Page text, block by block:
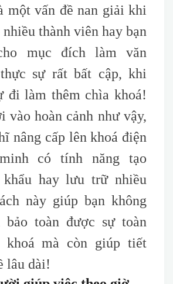
một vấn đề nan giải khi
thành viên hay bạn
mục đích làm văn
sự rất bất cập, khi
đi làm thêm chìa khoá!
vào hoàn cảnh như vậy,
nâng cấp lên khoá điện
có tính năng tạo
hay lưu trữ nhiều
này giúp bạn không
bảo toàn được sự toàn
khoá mà còn giúp tiết
lâu dài!